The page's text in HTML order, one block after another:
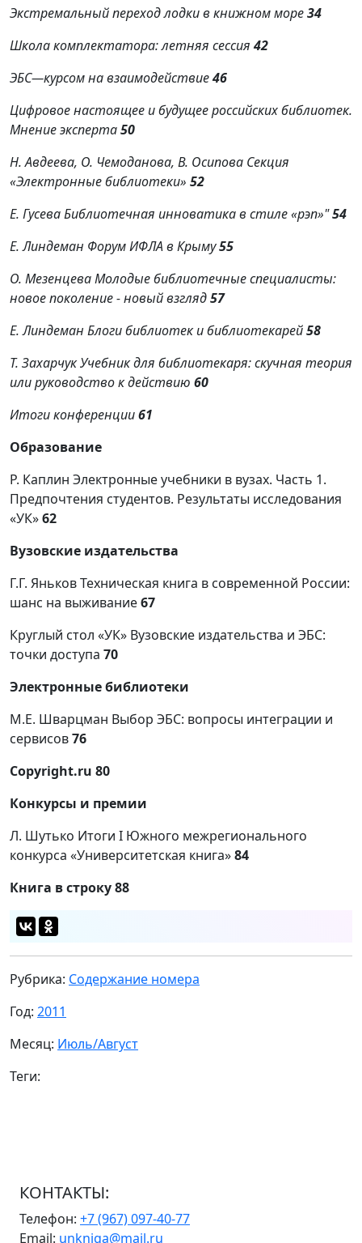
Экстремальный переход лодки в книжном море34
Школа комплектатора: летняя сессия 42
ЭБС—курсом на взаимодействие46
Цифровое настоящее и будущее российских библиотек.
Мнение эксперта50
Н. Авдеева, О. Чемоданова, В. Осипова Секция
«Электронные библиотеки» 52
Е. Гусева Библиотечная инноватика в стиле «рэп»"54
Е. Линдеман Форум ИФЛА в Крыму55
О. Мезенцева Молодые библиотечные специалисты:
новое поколение - новый взгляд57
Е. Линдеман Блоги библиотек и библиотекарей58
Т. Захарчук Учебник для библиотекаря: скучная теория
или руководство к действию 60
Итоги конференции61
Образование
Р. Каплин Электронные учебники в вузах. Часть 1.
Предпочтения студентов. Результаты исследования
«УК»62
Вузовские издательства
Г.Г. Яньков Техническая книга в современной России:
шанс на выживание67
Круглый стол «УК» Вузовские издательства и ЭБС:
точки доступа 70
Электронные библиотеки
М.Е. Шварцман Выбор ЭБС: вопросы интеграции и
сервисов76
Copyright.ru 80
Конкурсы и премии
Л. Шутько Итоги I Южного межрегионального
конкурса «Университетская книга»84
Книга в строку88
Рубрика: Содержание номера
Год: 2011
Месяц: Июль/Август
Теги:
КОНТАКТЫ:
Телефон: +7 (967) 097-40-77
Email: unkniga@mail.ru